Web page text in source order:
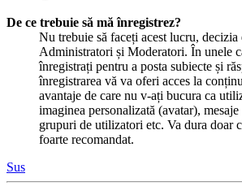
De ce trebuie să mă înregistrez?
Nu trebuie să faceți acest lucru, decizia
Administratori și Moderatori. În unele
înregistrați pentru a posta subiecte și
înregistrarea vă va oferi acces la
avantaje de care nu v-ați bucura ca
imaginea personalizată (avatar),
grupuri de utilizatori etc. Va dura doar
foarte recomandat.
Sus